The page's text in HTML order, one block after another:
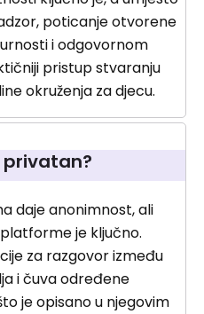
poticanje otvorene
i odgovornom
pristup stvaranju
okruženja za djecu.
privatan?
daje anonimnost, ali
je ključno.
za razgovor između
i čuva određene
je opisano u njegovim